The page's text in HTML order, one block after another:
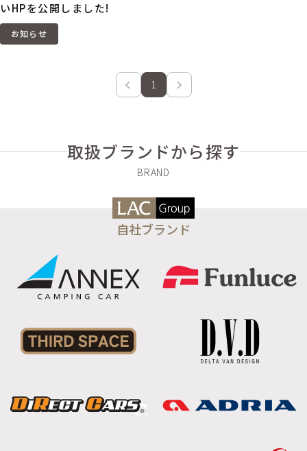
いHPを公開しました!
お知らせ
1
取扱ブランドから探す
自社ブランド